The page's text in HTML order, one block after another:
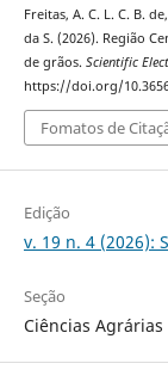
Freitas, A. C. L. C. B.
da S. (2026). Região
de grãos. Scientific
https://doi.org/
Fomatos de
Edição
v. 19 n. 4 (2026):
Seção
Ciências Agrárias